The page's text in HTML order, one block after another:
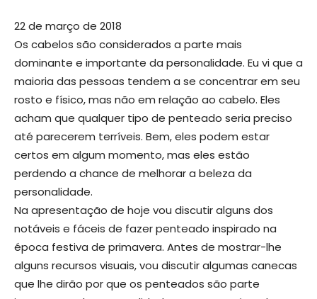
22 de março de 2018
Os cabelos são considerados a parte mais
dominante e importante da personalidade. Eu vi que a
maioria das pessoas tendem a se concentrar em seu
rosto e físico, mas não em relação ao cabelo. Eles
acham que qualquer tipo de penteado seria preciso
até parecerem terríveis. Bem, eles podem estar
certos em algum momento, mas eles estão
perdendo a chance de melhorar a beleza da
personalidade.
Na apresentação de hoje vou discutir alguns dos
notáveis ​​e fáceis de fazer penteado inspirado na
época festiva de primavera. Antes de mostrar-lhe
alguns recursos visuais, vou discutir algumas canecas
que lhe dirão por que os penteados são parte